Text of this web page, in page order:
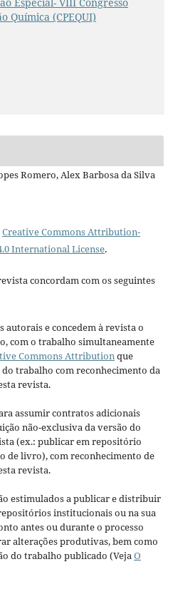
Química (CPEQUI)
Romero, Alex Barbosa da Silva
Creative Commons Attribution-
International License.
concordam com os seguintes
autorais e concedem à revista o
com o trabalho simultaneamente
Commons Attributionque
trabalho com reconhecimento da
revista.
assumir contratos adicionais
não-exclusiva da versão do
(ex.: publicar em repositório
de livro), com reconhecimento de
revista.
estimulados a publicar e distribuir
institucionais ou na sua
antes ou durante o processo
alterações produtivas, bem como
do trabalho publicado (VejaO